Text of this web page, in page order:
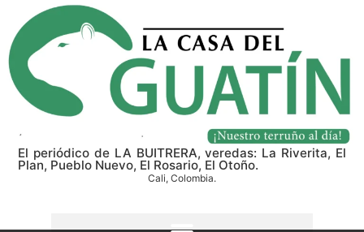
El periódico de LA BUITRERA, veredas: La Riverita, El
Plan, Pueblo Nuevo, El Rosario, El Otoño.
Cali, Colombia.